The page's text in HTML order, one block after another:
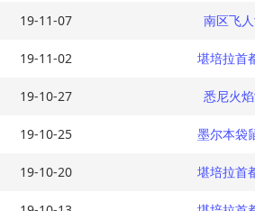
19-11-07 南区飞
19-11-02 堪培拉首
19-10-27 悉尼火
19-10-25 墨尔本袋
19-10-20 堪培拉首